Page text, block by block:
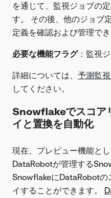
を通じて、監視ジョブの
す。 その後、他のジョブ
定義を確認および管理でき
必要な機能フラグ：監視
詳細については、 予測監
してください。
Snowflakeでスコア
イと置換を自動化
現在、プレビュー機能とし
DataRobotが管理する
SnowflakeにDataRobotの
イすることができます。